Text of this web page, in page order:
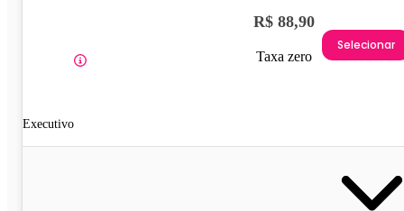
Executivo
R$ 88,90
Taxa zero
Selecionar